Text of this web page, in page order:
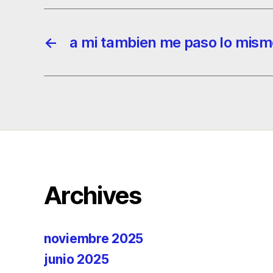
← a mi tambien me paso lo
Archives
noviembre 2025
junio 2025